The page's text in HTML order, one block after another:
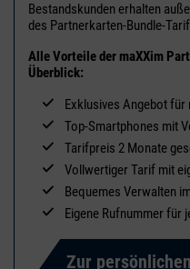
Bestandskunden erhalten
des Partnerkarten-Bundle-
Alle Vorteile der maXXim
Überblick:
Exklusives Angebot für
Top-Smartphones mit
Tarifpreis 2 Monate
Vollwertiger Tarif mit
Bequemes Verwalten
Eigene Rufnummer für
Zur